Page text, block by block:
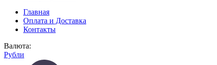
Главная
Оплата и Доставка
Контакты
Валюта:
Рубли